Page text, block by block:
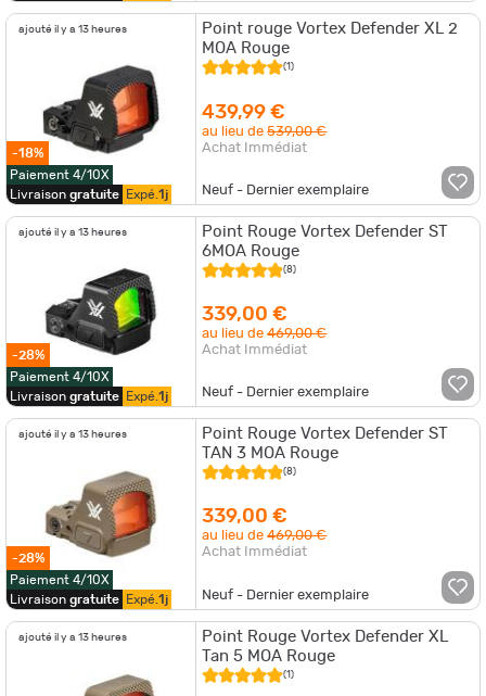
ajouté il y a 13 heures
-18%
Paiement 4/10X
Livraison gratuite Expé. 1j
Point rouge Vortex Defender XL 2
MOA Rouge
(1)
439,99 €
au lieu de539,00 €
Achat Immédiat
Neuf - Dernier exemplaire
ajouté il y a 13 heures
-28%
Paiement 4/10X
Livraison gratuite Expé. 1j
Point Rouge Vortex Defender ST
6MOA Rouge
(8)
339,00 €
au lieu de469,00 €
Achat Immédiat
Neuf - Dernier exemplaire
ajouté il y a 13 heures
-28%
Paiement 4/10X
Livraison gratuite Expé. 1j
Point Rouge Vortex Defender ST
TAN 3 MOA Rouge
(8)
339,00 €
au lieu de469,00 €
Achat Immédiat
Neuf - Dernier exemplaire
ajouté il y a 13 heures
Point Rouge Vortex Defender XL
Tan 5 MOA Rouge
(1)